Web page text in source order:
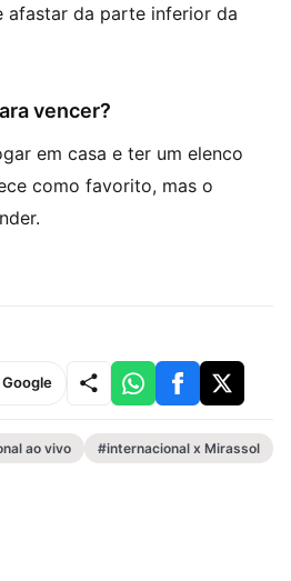
afastar da parte inferior da
vencer?
em casa e ter um elenco
como favorito, mas o
Google
ao vivo
#internacional x Mirassol